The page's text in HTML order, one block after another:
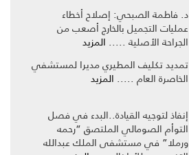
د. فاطمة الصبحي: إصلاح أخطاء
عمليات التجميل بالخارج أصعب من
الجراحة الأصلية ..... المزيد
تمديد تكليف المطيري مديرا لمستشفي
الخاصرة العام ..... المزيد
إنفاذ لتوجيه القيادة..البدء في فصل
التوأم الصومالي الملتصق “رحمه
ورملا” في مستشفى الملك عبدالله